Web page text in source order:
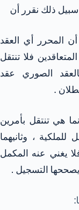
ذلك نقرر أن
المحرر أي العقد
فلا تنتقل
الصوري عقد
.
هي تنتقل بأمرين
، وثانيهما
يغني عنه المكمل
التسجيل .